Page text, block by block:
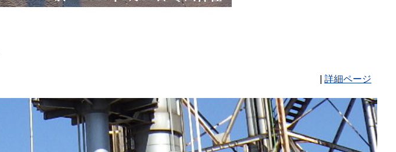
詳細ページ